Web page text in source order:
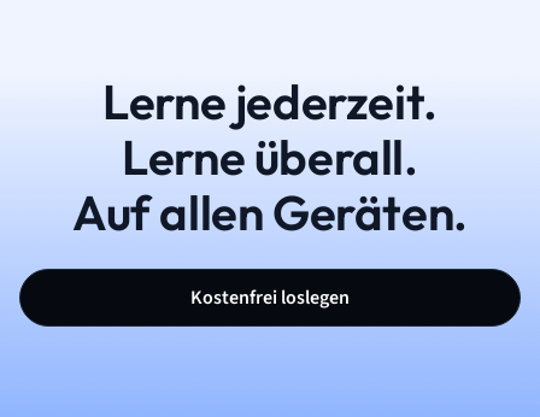
Lerne jederzeit.
Lerne überall.
Auf allen Geräten.
Kostenfrei loslegen